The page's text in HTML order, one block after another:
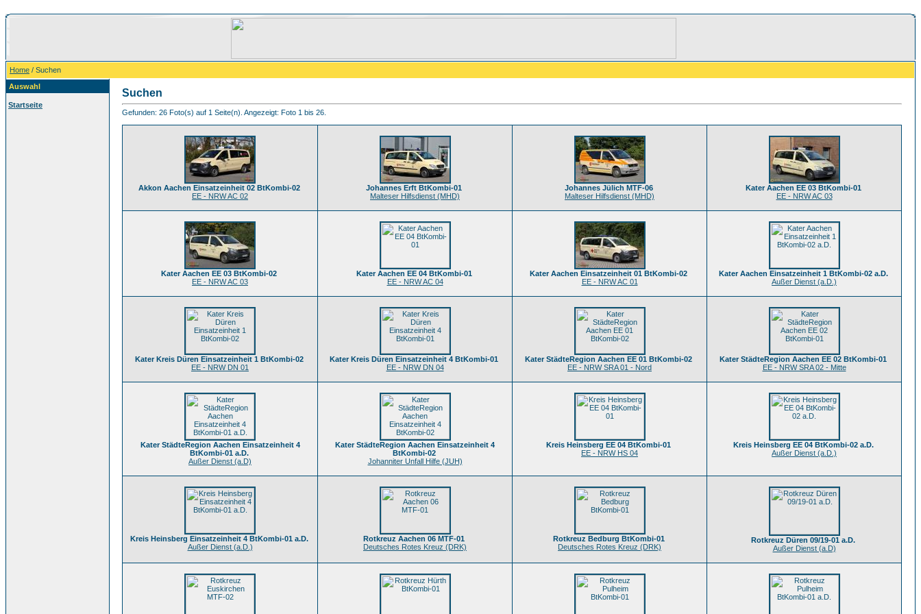
Home / Suchen
Auswahl
Startseite
Suchen
Gefunden: 26 Foto(s) auf 1 Seite(n). Angezeigt: Foto 1 bis 26.
Akkon Aachen Einsatzeinheit 02 BtKombi-02
EE - NRW AC 02
Johannes Erft BtKombi-01
Malteser Hilfsdienst (MHD)
Johannes Jülich MTF-06
Malteser Hilfsdienst (MHD)
Kater Aachen EE 03 BtKombi-01
EE - NRW AC 03
Kater Aachen EE 03 BtKombi-02
EE - NRW AC 03
Kater Aachen EE 04 BtKombi-01
EE - NRW AC 04
Kater Aachen Einsatzeinheit 01 BtKombi-02
EE - NRW AC 01
Kater Aachen Einsatzeinheit 1 BtKombi-02 a.D.
Außer Dienst (a.D.)
Kater Kreis Düren Einsatzeinheit 1 BtKombi-02
EE - NRW DN 01
Kater Kreis Düren Einsatzeinheit 4 BtKombi-01
EE - NRW DN 04
Kater StädteRegion Aachen EE 01 BtKombi-02
EE - NRW SRA 01 - Nord
Kater StädteRegion Aachen EE 02 BtKombi-01
EE - NRW SRA 02 - Mitte
Kater StädteRegion Aachen Einsatzeinheit 4
BtKombi-01 a.D.
Außer Dienst (a.D)
Kater StädteRegion Aachen Einsatzeinheit 4
BtKombi-02
Johanniter Unfall Hilfe (JUH)
Kreis Heinsberg EE 04 BtKombi-01
EE - NRW HS 04
Kreis Heinsberg EE 04 BtKombi-02 a.D.
Außer Dienst (a.D.)
Kreis Heinsberg Einsatzeinheit 4 BtKombi-01 a.D.
Außer Dienst (a.D.)
Rotkreuz Aachen 06 MTF-01
Deutsches Rotes Kreuz (DRK)
Rotkreuz Bedburg BtKombi-01
Deutsches Rotes Kreuz (DRK)
Rotkreuz Düren 09/19-01 a.D.
Außer Dienst (a.D)